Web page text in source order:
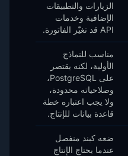
الزيارات والتطبيقات
الإضافية وخدمات
API قد تغيّر الفاتورة.
مناسب للنماذج
الأولية، لكنه يقتصر
على PostgreSQL،
وصلاحياته محدودة،
ولا يجب اعتباره خطة
قاعدة بيانات للإنتاج.
ضعه كبند منفصل
عندما يحتاج الإنتاج